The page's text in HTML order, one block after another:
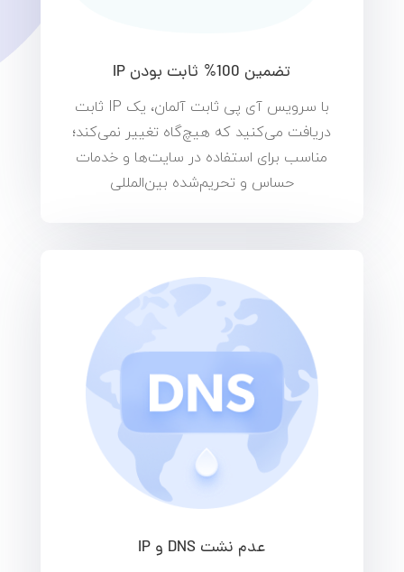
تضمین 100% ثابت بودن IP
با سرویس آی پی ثابت آلمان، یک IP ثابت
دریافت می‌کنید که هیچ‌گاه تغییر نمی‌کند؛
مناسب برای استفاده در سایت‌ها و خدمات
حساس و تحریم‌شده بین‌المللی
عدم نشت DNS و IP